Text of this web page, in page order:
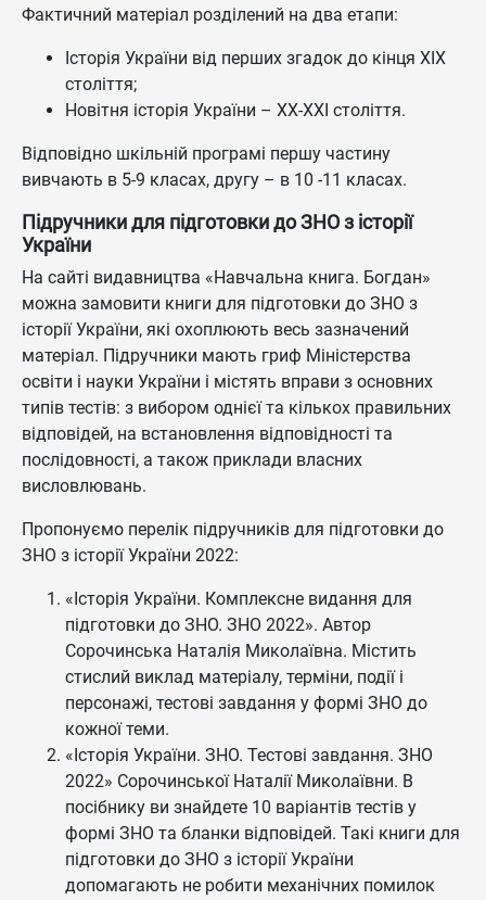
Фактичний матеріал розділений на два етапи:
Історія України від перших згадок до кінця ХІХ
століття;
Новітня історія України – ХХ-ХХІ століття.
Відповідно шкільній програмі першу частину
вивчають в 5-9 класах, другу – в 10 -11 класах.
Підручники для підготовки до ЗНО з історії
України
На сайті видавництва «Навчальна книга. Богдан»
можна замовити книги для підготовки до ЗНО з
історії України, які охоплюють весь зазначений
матеріал. Підручники мають гриф Міністерства
освіти і науки України і містять вправи з основних
типів тестів: з вибором однієї та кількох правильних
відповідей, на встановлення відповідності та
послідовності, а також приклади власних
висловлювань.
Пропонуємо перелік підручників для підготовки до
ЗНО з історії України 2022:
«Історія України. Комплексне видання для
підготовки до ЗНО. ЗНО 2022». Автор
Сорочинська Наталія Миколаївна. Містить
стислий виклад матеріалу, терміни, події і
персонажі, тестові завдання у формі ЗНО до
кожної теми.
«Історія України. ЗНО. Тестові завдання. ЗНО
2022» Сорочинської Наталії Миколаївни. В
посібнику ви знайдете 10 варіантів тестів у
формі ЗНО та бланки відповідей. Такі книги для
підготовки до ЗНО з історії України
допомагають не робити механічних помилок